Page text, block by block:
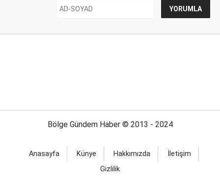
Bölge Gündem Haber © 2013 - 2024
Anasayfa Künye Hakkımızda
İletişim
Gizlilik